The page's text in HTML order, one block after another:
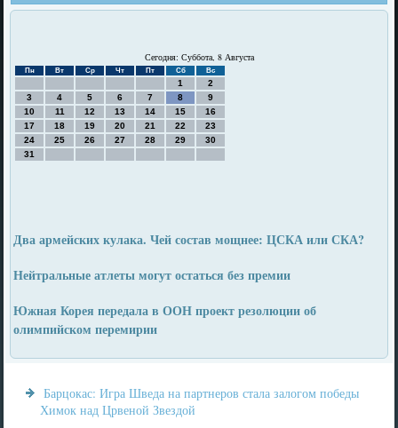
Сегодня: Суббота, 8 Августа
Пн Вт Ср Чт Пт Сб Вс
1
2
3
4 5 6 7 8
9
10
11 12 13 14 15
16
17
18 19 20 21 22
23
24
25 26 27 28 29
30
31
Два армейских кулака. Чей состав мощнее: ЦСКА или СКА?
Нейтральные атлеты могут остаться без премии
Южная Корея передала в ООН проект резолюции об
олимпийском перемирии
Барцокас: Игра Шведа на партнеров стала залогом победы
Химок над Црвеной Звездой